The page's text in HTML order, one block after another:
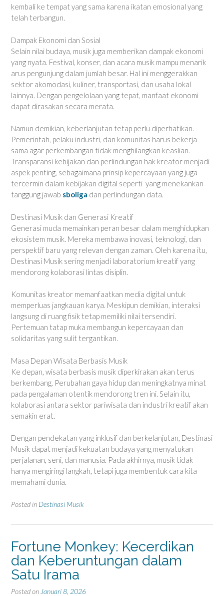
kembali ke tempat yang sama karena ikatan emosional yang
telah terbangun.
Dampak Ekonomi dan Sosial
Selain nilai budaya, musik juga memberikan dampak ekonomi
yang nyata. Festival, konser, dan acara musik mampu menarik
arus pengunjung dalam jumlah besar. Hal ini menggerakkan
sektor akomodasi, kuliner, transportasi, dan usaha lokal
lainnya. Dengan pengelolaan yang tepat, manfaat ekonomi
dapat dirasakan secara merata.
Namun demikian, keberlanjutan tetap perlu diperhatikan.
Pemerintah, pelaku industri, dan komunitas harus bekerja
sama agar perkembangan tidak menghilangkan keaslian.
Transparansi kebijakan dan perlindungan hak kreator menjadi
aspek penting, sebagaimana prinsip kepercayaan yang juga
tercermin dalam kebijakan digital seperti yang menekankan
tanggung jawab sboliga dan perlindungan data.
Destinasi Musik dan Generasi Kreatif
Generasi muda memainkan peran besar dalam menghidupkan
ekosistem musik. Mereka membawa inovasi, teknologi, dan
perspektif baru yang relevan dengan zaman. Oleh karena itu,
Destinasi Musik sering menjadi laboratorium kreatif yang
mendorong kolaborasi lintas disiplin.
Komunitas kreator memanfaatkan media digital untuk
memperluas jangkauan karya. Meskipun demikian, interaksi
langsung di ruang fisik tetap memiliki nilai tersendiri.
Pertemuan tatap muka membangun kepercayaan dan
solidaritas yang sulit tergantikan.
Masa Depan Wisata Berbasis Musik
Ke depan, wisata berbasis musik diperkirakan akan terus
berkembang. Perubahan gaya hidup dan meningkatnya minat
pada pengalaman otentik mendorong tren ini. Selain itu,
kolaborasi antara sektor pariwisata dan industri kreatif akan
semakin erat.
Dengan pendekatan yang inklusif dan berkelanjutan, Destinasi
Musik dapat menjadi kekuatan budaya yang menyatukan
perjalanan, seni, dan manusia. Pada akhirnya, musik tidak
hanya mengiringi langkah, tetapi juga membentuk cara kita
memahami dunia.
Posted in Destinasi Musik
Fortune Monkey: Kecerdikan
dan Keberuntungan dalam
Satu Irama
Posted on Januari 8, 2026